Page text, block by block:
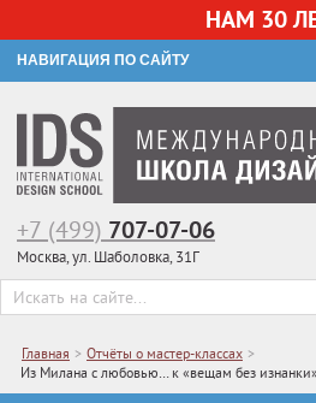
НАМ 30
НАВИГАЦИЯ ПО САЙТУ
+7 (499) 707-07-06
Москва, ул. Шаболовка, 31Г
Главная > Отчёты о мастер-классах >
Из Милана с любовью… к «вещам без изнанки»